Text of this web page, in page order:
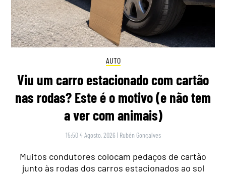
AUTO
Viu um carro estacionado com cartão
nas rodas? Este é o motivo (e não tem
a ver com animais)
15:50 4 Agosto, 2026 | Rubén Gonçalves
Muitos condutores colocam pedaços de cartão
junto às rodas dos carros estacionados ao sol